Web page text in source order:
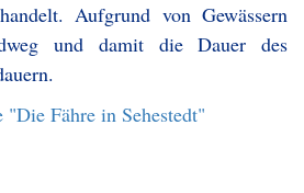
Aufgrund von Gewässern
und damit die Dauer des
Fähre in Sehestedt"